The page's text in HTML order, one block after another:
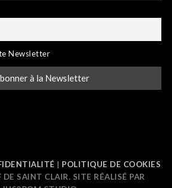
Newsletter
| POLITIQUE DE COOKIES
SAINT CLAIR. SITE RÉALISÉ PAR